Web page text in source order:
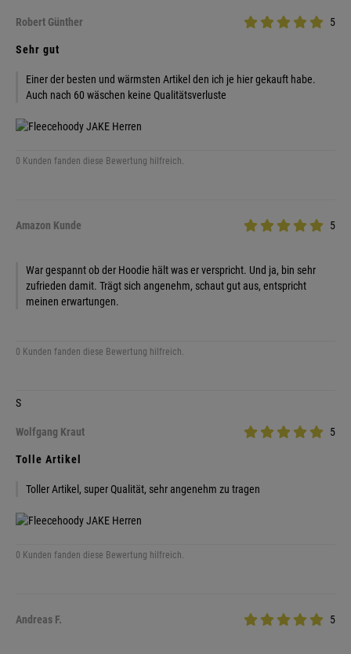
Robert Günther 5
Sehr gut
Einer der besten und wärmsten Artikel den ich je hier gekauft habe.
Auch nach 60 wäschen keine Qualitätsverluste
0 Kunden fanden diese Bewertung hilfreich.
Amazon Kunde 5
War gespannt ob der Hoodie hält was er verspricht. Und ja, bin sehr
zufrieden damit. Trägt sich angenehm, schaut gut aus, entspricht
meinen erwartungen.
0 Kunden fanden diese Bewertung hilfreich.
S
Wolfgang Kraut 5
Tolle Artikel
Toller Artikel, super Qualität, sehr angenehm zu tragen
0 Kunden fanden diese Bewertung hilfreich.
Andreas F. 5